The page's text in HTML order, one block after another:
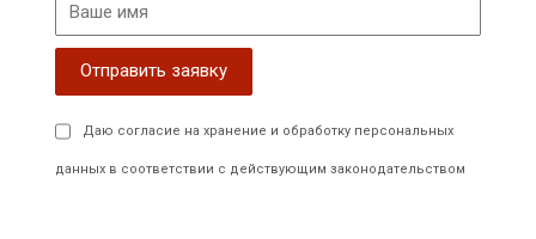
Даю согласие на хранение и обработку персональных
данных в соответствии с действующим законодательством